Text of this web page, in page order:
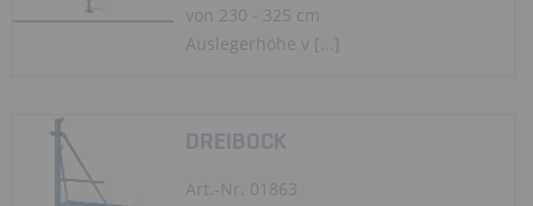
von 230 - 325 cm
Auslegerhöhe v [...]
DREIBOCK
Art.-Nr. 01863